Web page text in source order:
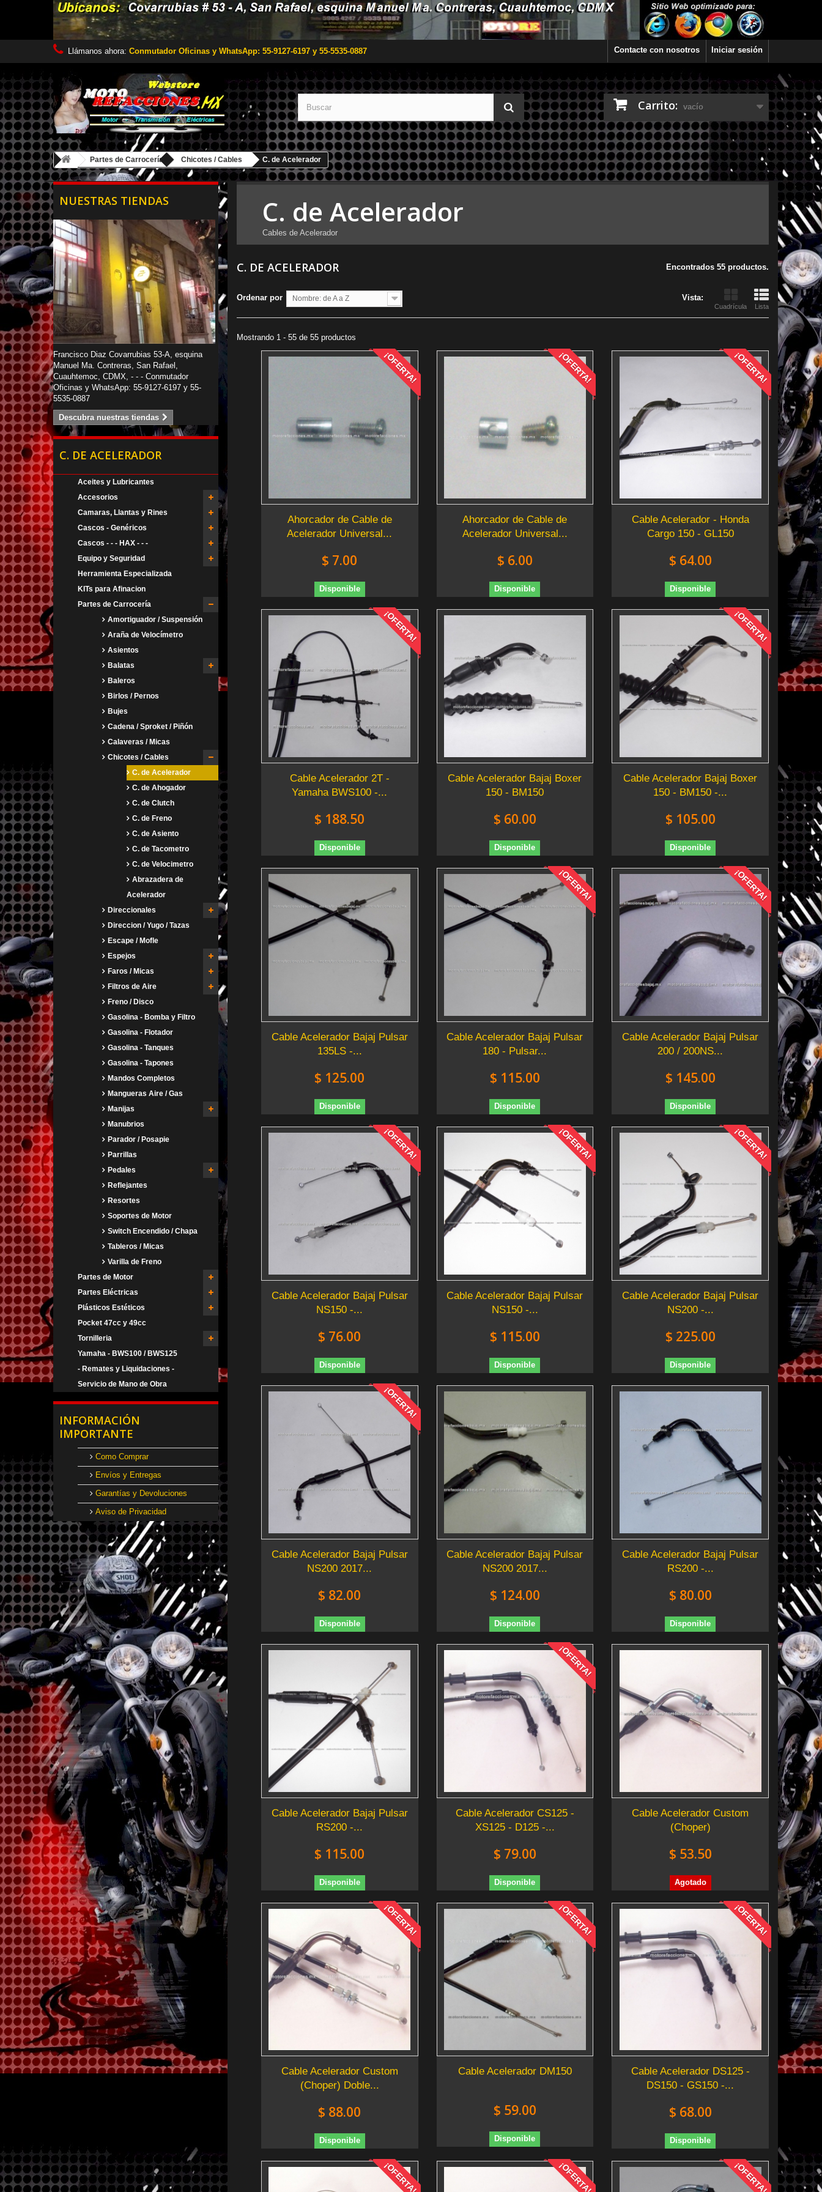
Iniciar sesión
Contacte con nosotros
Llámanos ahora: Conmutador Oficinas y WhatsApp: 55-9127-6197 y 55-5535-0887
Carrito: vacío
Partes de Carrocería Chicotes / Cables C. de Acelerador
NUESTRAS TIENDAS
Francisco Diaz Covarrubias 53-A, esquina
Manuel Ma. Contreras, San Rafael,
Cuauhtemoc, CDMX, - - - Conmutador
Oficinas y WhatsApp: 55-9127-6197 y 55-
5535-0887
Descubra nuestras tiendas
C. DE ACELERADOR
Aceites y Lubricantes
Accesorios
Camaras, Llantas y Rines
Cascos - Genéricos
Cascos - - - HAX - - -
Equipo y Seguridad
Herramienta Especializada
KITs para Afinacion
Partes de Carrocería
Amortiguador / Suspensión
Araña de Velocímetro
Asientos
Balatas
Baleros
Birlos / Pernos
Bujes
Cadena / Sproket / Piñón
Calaveras / Micas
Chicotes / Cables
C. de Acelerador
C. de Ahogador
C. de Clutch
C. de Freno
C. de Asiento
C. de Tacometro
C. de Velocimetro
Abrazadera de
Acelerador
Direccionales
Direccion / Yugo / Tazas
Escape / Mofle
Espejos
Faros / Micas
Filtros de Aire
Freno / Disco
Gasolina - Bomba y Filtro
Gasolina - Flotador
Gasolina - Tanques
Gasolina - Tapones
Mandos Completos
Mangueras Aire / Gas
Manijas
Manubrios
Parador / Posapie
Parrillas
Pedales
Reflejantes
Resortes
Soportes de Motor
Switch Encendido / Chapa
Tableros / Micas
Varilla de Freno
Partes de Motor
Partes Eléctricas
Plásticos Estéticos
Pocket 47cc y 49cc
Tornilleria
Yamaha - BWS100 / BWS125
- Remates y Liquidaciones -
Servicio de Mano de Obra
INFORMACIÓN
IMPORTANTE
Como Comprar
Envíos y Entregas
Garantías y Devoluciones
Aviso de Privacidad
C. de Acelerador
Cables de Acelerador
C. DE ACELERADOR Encontrados 55 productos.
Vista:
Cuadrícula Lista
Ordenar por Nombre: de A a Z
Mostrando 1 - 55 de 55 productos
¡OFERTA!
Ahorcador de Cable de
Acelerador Universal...
$ 7.00
Disponible
¡OFERTA!
Ahorcador de Cable de
Acelerador Universal...
$ 6.00
Disponible
¡OFERTA!
Cable Acelerador - Honda
Cargo 150 - GL150
$ 64.00
Disponible
¡OFERTA!
Cable Acelerador 2T -
Yamaha BWS100 -...
$ 188.50
Disponible
Cable Acelerador Bajaj Boxer
150 - BM150
$ 60.00
Disponible
¡OFERTA!
Cable Acelerador Bajaj Boxer
150 - BM150 -...
$ 105.00
Disponible
Cable Acelerador Bajaj Pulsar
135LS -...
$ 125.00
Disponible
¡OFERTA!
Cable Acelerador Bajaj Pulsar
180 - Pulsar...
$ 115.00
Disponible
¡OFERTA!
Cable Acelerador Bajaj Pulsar
200 / 200NS...
$ 145.00
Disponible
¡OFERTA!
Cable Acelerador Bajaj Pulsar
NS150 -...
$ 76.00
Disponible
¡OFERTA!
Cable Acelerador Bajaj Pulsar
NS150 -...
$ 115.00
Disponible
¡OFERTA!
Cable Acelerador Bajaj Pulsar
NS200 -...
$ 225.00
Disponible
¡OFERTA!
Cable Acelerador Bajaj Pulsar
NS200 2017...
$ 82.00
Disponible
Cable Acelerador Bajaj Pulsar
NS200 2017...
$ 124.00
Disponible
Cable Acelerador Bajaj Pulsar
RS200 -...
$ 80.00
Disponible
Cable Acelerador Bajaj Pulsar
RS200 -...
$ 115.00
Disponible
¡OFERTA!
Cable Acelerador CS125 -
XS125 - D125 -...
$ 79.00
Disponible
Cable Acelerador Custom
(Choper)
$ 53.50
Agotado
¡OFERTA!
Cable Acelerador Custom
(Choper) Doble...
$ 88.00
Disponible
¡OFERTA!
Cable Acelerador DM150
$ 59.00
Disponible
¡OFERTA!
Cable Acelerador DS125 -
DS150 - GS150 -...
$ 68.00
Disponible
¡OFERTA! ¡OFERTA! ¡OFERTA!